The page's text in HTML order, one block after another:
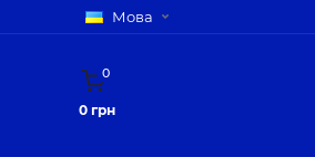
Мова
0
0 грн